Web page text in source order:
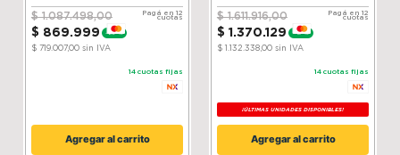
Silver
$ 1.087.498,00
$ 869.999 - 20 %
$ 719.007,00sin IVA
Pagá en 12
cuotas
14 cuotas fijas
Agregar al carrito
Compressor│ ThinQ
$ 1.611.916,00
$ 1 .370.129 15 %
$ 1.132.338,00sin IVA
Pagá en 12
cuotas
14 cuotas fijas
¡ÚLTIMAS UNIDADES DISPONIBLES!
Agregar al carrito